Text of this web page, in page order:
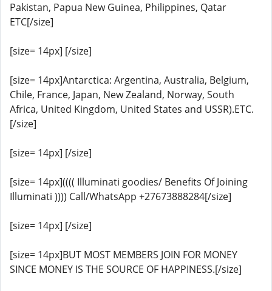
Pakistan, Papua New Guinea, Philippines, Qatar
ETC[/size]
[size= 14px] [/size]
[size= 14px]Antarctica: Argentina, Australia, Belgium,
Chile, France, Japan, New Zealand, Norway, South
Africa, United Kingdom, United States and USSR).ETC.
[/size]
[size= 14px] [/size]
[size= 14px](((( Illuminati goodies/ Benefits Of Joining
Illuminati )))) Call/WhatsApp +27673888284[/size]
[size= 14px] [/size]
[size= 14px]BUT MOST MEMBERS JOIN FOR MONEY
SINCE MONEY IS THE SOURCE OF HAPPINESS.[/size]